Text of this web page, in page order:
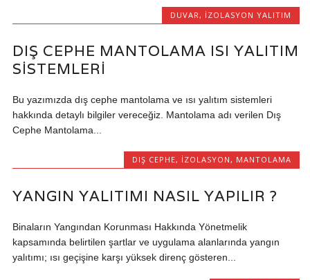
DUVAR, İZOLASYON YALITIM
DIŞ CEPHE MANTOLAMA ISI YALITIM
SISTEMLERI
Bu yazımızda dış cephe mantolama ve ısı yalıtım sistemleri
hakkında detaylı bilgiler vereceğiz. Mantolama adı verilen Dış
Cephe Mantolama...
DIŞ CEPHE, IZOLASYON, MANTOLAMA
YANGIN YALITIMI NASIL YAPILIR ?
Binaların Yangından Korunması Hakkında Yönetmelik
kapsamında belirtilen şartlar ve uygulama alanlarında yangın
yalıtımı; ısı geçişine karşı yüksek direnç gösteren...